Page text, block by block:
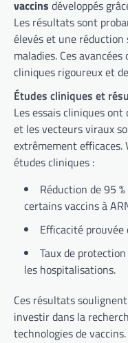
vaccins développés
Les résultats sont
élevés et une réduction
maladies. Ces
cliniques rigoureux et
Études cliniques et
Les essais cliniques
et les vecteurs viraux
extrêmement efficaces.
études cliniques :
Réduction de 95
certains vaccins à
Efficacité
Taux de
les hospitalisations.
Ces résultats
investir dans la
technologies de vaccins.